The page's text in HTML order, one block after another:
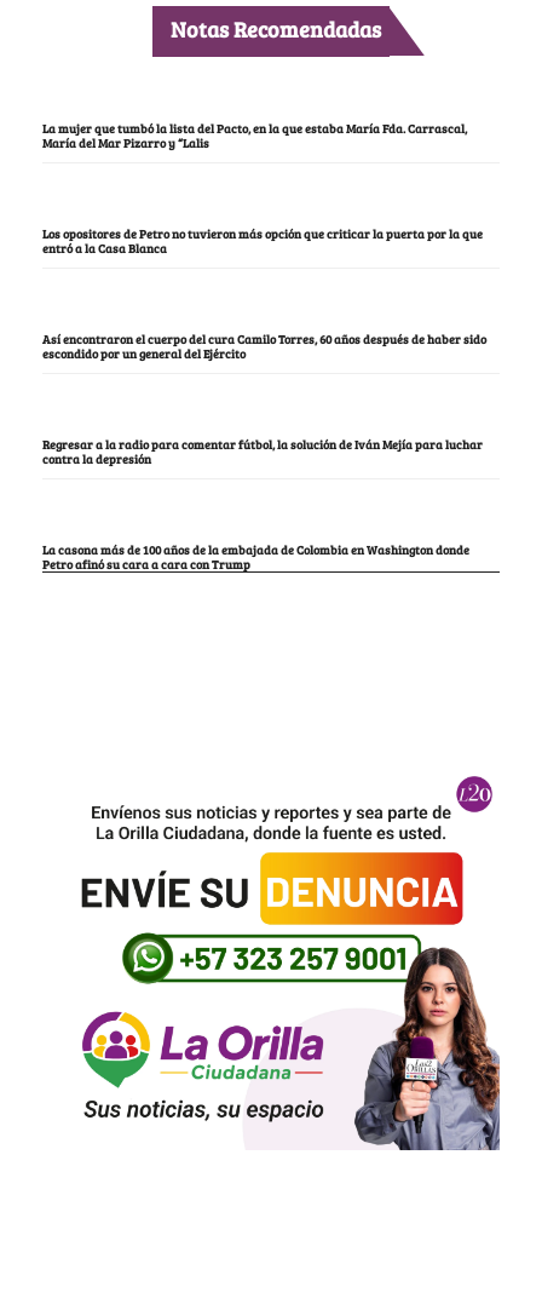
Notas Recomendadas
La mujer que tumbó la lista del Pacto, en la que estaba María Fda. Carrascal,
María del Mar Pizarro y “Lalis
Los opositores de Petro no tuvieron más opción que criticar la puerta por la que
entró a la Casa Blanca
Así encontraron el cuerpo del cura Camilo Torres, 60 años después de haber sido
escondido por un general del Ejército
Regresar a la radio para comentar fútbol, la solución de Iván Mejía para luchar
contra la depresión
La casona más de 100 años de la embajada de Colombia en Washington donde
Petro afinó su cara a cara con Trump